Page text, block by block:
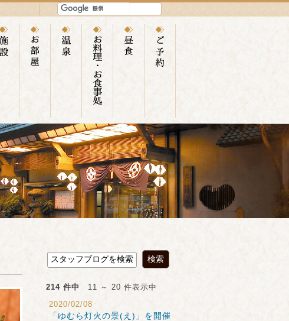
214 件中
11 ～ 20 件表示中
2020/02/08
「ゆむら灯火の景(え)」を開催